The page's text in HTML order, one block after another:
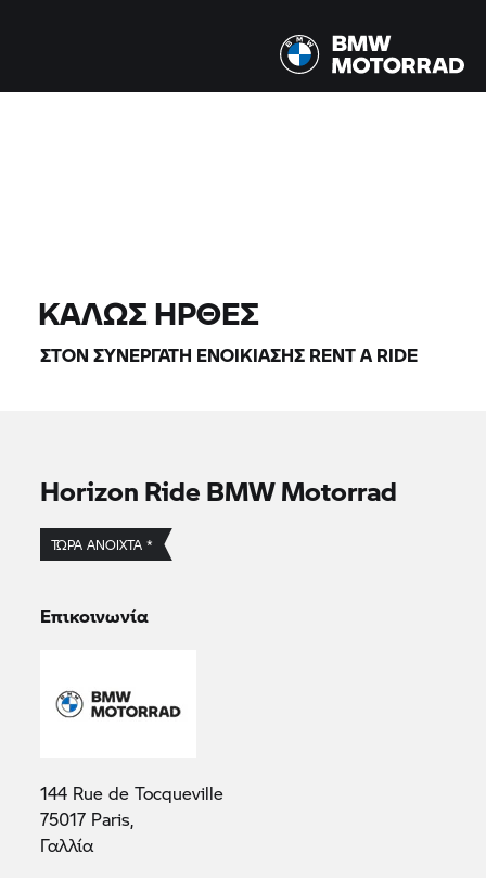
ΚΑΛΏΣ ΉΡΘΕΣ
ΣΤΟΝ ΣΥΝΕΡΓΆΤΗ ΕΝΟΙΚΊΑΣΗΣ RENT A RIDE
Horizon Ride BMW Motorrad
ΤΏΡΑ ΑΝΟΙΧΤΆ *
Επικοινωνία
144 Rue de Tocqueville
75017 Paris,
Γαλλία